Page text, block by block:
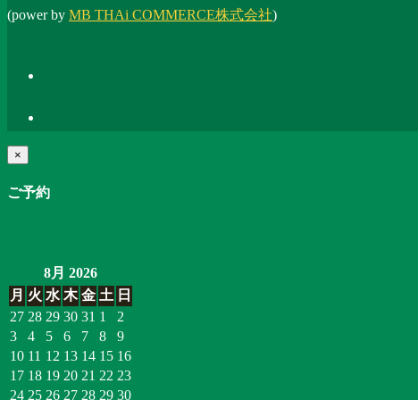
(power by MB THAi COMMERCE株式会社)
×
ご予約
8月 2026
月 火 水 木 金 土 日
27 28 29 30 31 1
2
3
4 5 6 7 8
9
10 11 12 13 14 15 16
17 18 19 20 21 22 23
24 25 26 27 28 29 30